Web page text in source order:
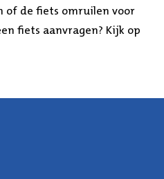
of de fiets omruilen voor
fiets aanvragen? Kijk op